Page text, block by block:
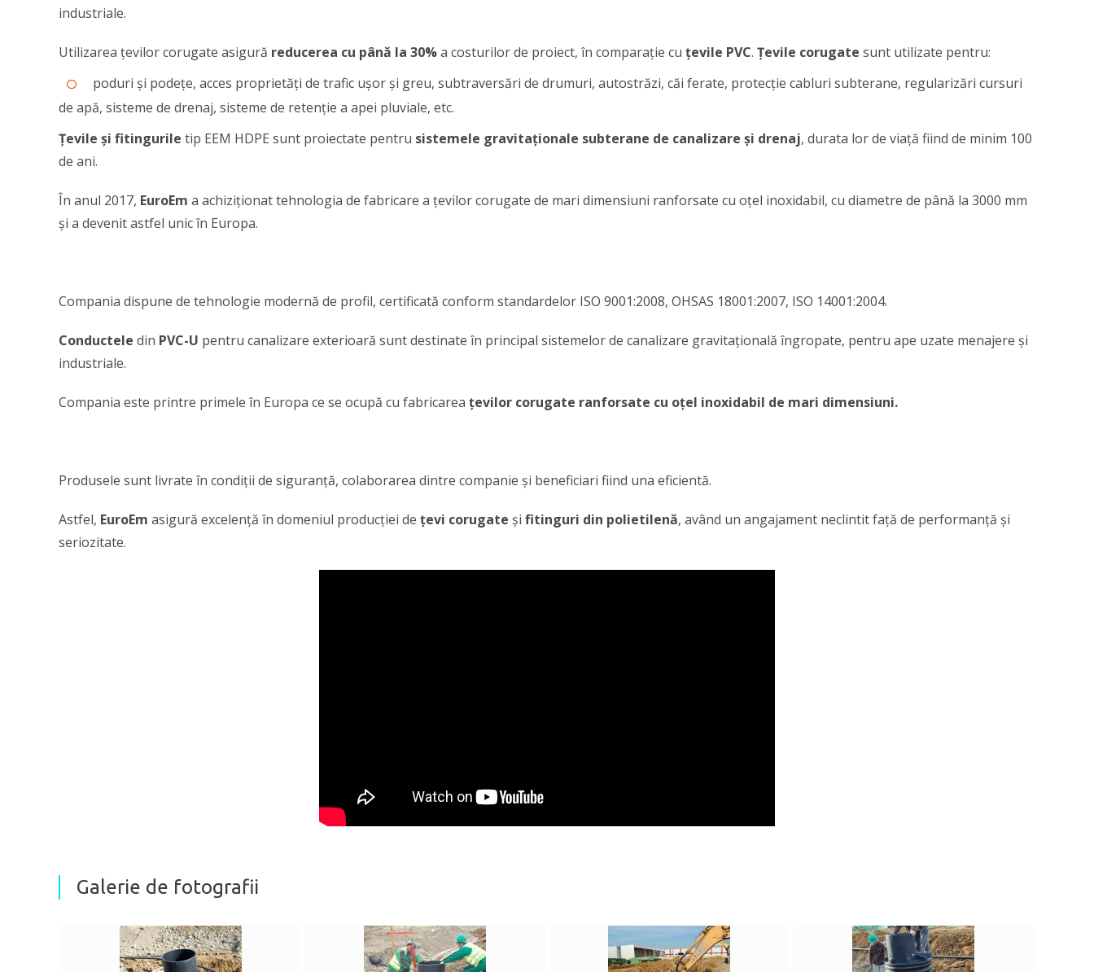
industriale.
Utilizarea țevilor corugate asigură reducerea cu până la 30%a costurilor de proiect, în comparație cu țevile PVC. Țevile corugate sunt utilizate pentru:
poduri și podețe, acces proprietăți de trafic ușor și greu, subtraversări de drumuri, autostrăzi, căi ferate, protecție cabluri subterane, regularizări cursuri
de apă, sisteme de drenaj, sisteme de retenție a apei pluviale, etc.
Țevile și fitingurile tip EEM HDPE sunt proiectate pentru sistemele gravitaționale subterane de canalizare și drenaj, durata lor de viață fiind de minim 100
de ani.
În anul 2017, EuroEm a achiziționat tehnologia de fabricare a țevilor corugate de mari dimensiuni ranforsate cu oțel inoxidabil, cu diametre de până la 3000 mm
și a devenit astfel unic în Europa.
Compania dispune de tehnologie modernă de profil, certificată conform standardelor ISO 9001:2008, OHSAS 18001:2007, ISO 14001:2004.
Conductele din PVC-U pentru canalizare exterioară sunt destinate în principal sistemelor de canalizare gravitațională îngropate, pentru ape uzate menajere și
industriale.
Compania este printre primele în Europa ce se ocupă cu fabricarea țevilor corugate ranforsate cu oțel inoxidabil de mari dimensiuni.
Produsele sunt livrate în condiții de siguranță, colaborarea dintre companie şi beneficiari fiind una eficientă.
Astfel, EuroEm asigură excelenţă în domeniul producţiei de țevi corugate și fitinguri din polietilenă, având un angajament neclintit faţă de performanţă şi
seriozitate.
Galerie de fotografii